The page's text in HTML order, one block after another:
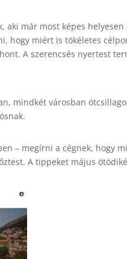
már most képes helyesen
hogy miért is tökéletes
A szerencsés nyertest
mindkét városban
– megírni a cégnek, hogy
A tippeket május